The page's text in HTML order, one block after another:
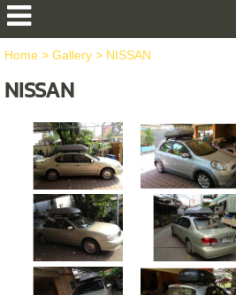
Home> Gallery> NISSAN
NISSAN